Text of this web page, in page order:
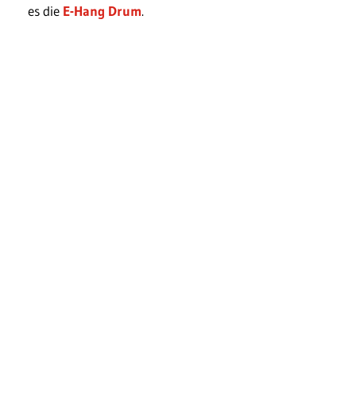
es die E-Hang Drum.